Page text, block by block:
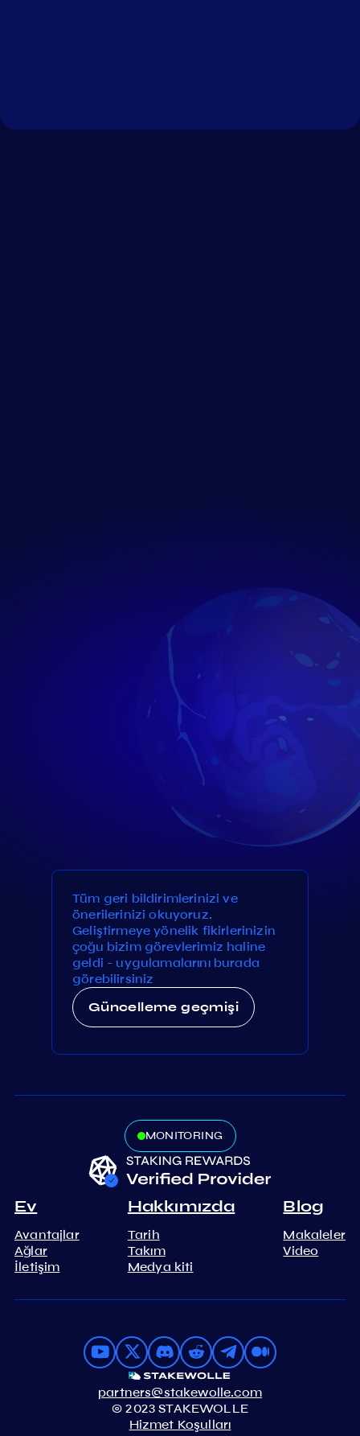
Tüm geri bildirimlerinizi ve
önerilerinizi okuyoruz.
Geliştirmeye yönelik fikirlerinizin
çoğu bizim görevlerimiz haline
geldi - uygulamalarını burada
görebilirsiniz
Güncelleme geçmişi
MONITORING
Ev
Avantajlar
Ağlar
İletişim
Hakkımızda
Tarih
Takım
Medya kiti
Blog
Makaleler
Video
partners@stakewolle.com
© 2023 STAKEWOLLE
Hizmet Koşulları